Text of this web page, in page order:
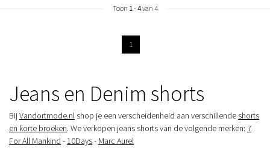
Toon 1 - 4van 4
1
Jeans en Denim shorts
Bij Vandortmode.nl shop je een verscheidenheid aan verschillende shorts
en korte broeken. We verkopen jeans shorts van de volgende merken: 7
For All Mankind - 10Days- Marc Aurel